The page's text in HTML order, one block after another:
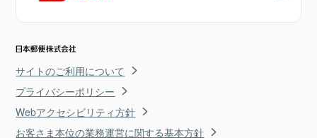
サイトのご利用について
プライバシーポリシー
Webアクセシビリティ方針
お客さま本位の業務運営に関する基本方針